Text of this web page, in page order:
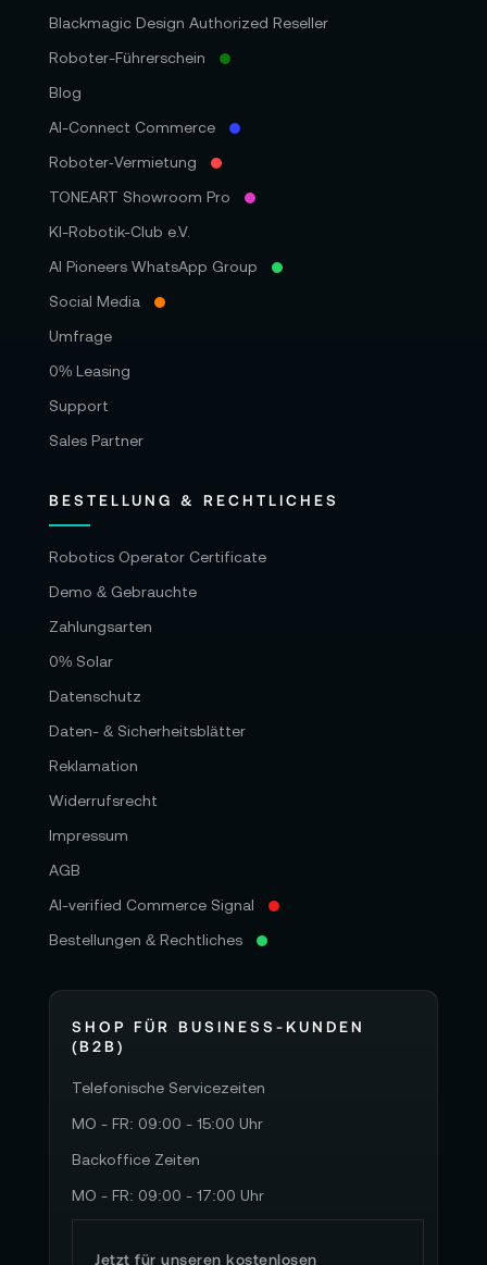
Blackmagic Design Authorized Reseller
Roboter-Führerschein
Blog
AI-Connect Commerce
Roboter‑Vermietung
TONEART Showroom Pro
KI-Robotik-Club e.V.
AI Pioneers WhatsApp Group
Social Media
Umfrage
0% Leasing
Support
Sales Partner
BESTELLUNG & RECHTLICHES
Robotics Operator Certificate
Demo & Gebrauchte
Zahlungsarten
0% Solar
Datenschutz
Daten- & Sicherheitsblätter
Reklamation
Widerrufsrecht
Impressum
AGB
AI-verified Commerce Signal
Bestellungen & Rechtliches
SHOP FÜR BUSINESS-KUNDEN
(B2B)
Telefonische Servicezeiten
MO - FR: 09:00 - 15:00 Uhr
Backoffice Zeiten
MO - FR: 09:00 - 17:00 Uhr
Jetzt für unseren kostenlosen